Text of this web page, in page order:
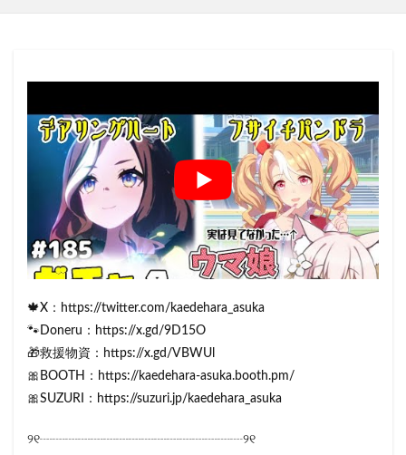
🍁X：https://twitter.com/kaedehara_asuka
🐾Doneru：https://x.gd/9D15O
🎁救援物資：https://x.gd/VBWUl
🎀BOOTH：https://kaedehara-asuka.booth.pm/
🎀SUZURI：https://suzuri.jp/kaedehara_asuka
୨୧┈┈┈┈┈┈┈┈┈┈┈┈┈┈┈┈୨୧